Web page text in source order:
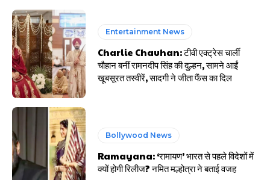
Entertainment News
Charlie Chauhan: टीवी एक्ट्रेस चार्ली
चौहान बनीं रामनदीप सिंह की दुल्हन, सामने आईं
खूबसूरत तस्वीरें, सादगी ने जीता फैंस का दिल
Bollywood News
Ramayana: ‘रामायण’ भारत से पहले विदेशों में
क्यों होगी रिलीज? नमित मल्होत्रा ने बताई वजह